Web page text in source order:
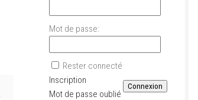
Mot de passe:
Rester connecté
Connexion
Inscription
Mot de passe oublié